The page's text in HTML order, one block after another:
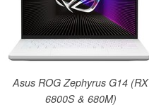
Asus ROG Zephyrus G14 (RX
6800S & 680M)